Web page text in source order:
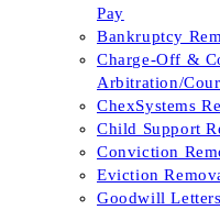
Pay
Bankruptcy
Charge-Off &
Arbitration/
ChexSystems
Child Support
Conviction
Eviction
Goodwill